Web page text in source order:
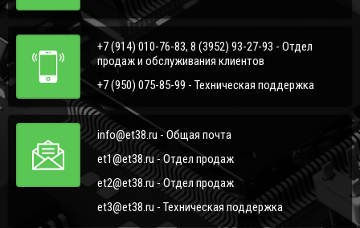
+7 (914) 010-76-83, 8 (3952) 93-27-93 - Отдел
продаж и обслуживания клиентов
+7 (950) 075-85-99 - Техническая поддержка
info@et38.ru - Общая почта
et1@et38.ru - Отдел продаж
et2@et38.ru - Отдел продаж
et3@et38.ru - Техническая поддержка